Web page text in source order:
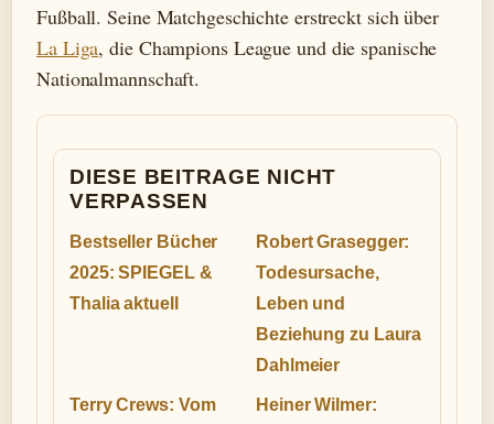
Fußball. Seine Matchgeschichte erstreckt sich über
La Liga, die Champions League und die spanische
Nationalmannschaft.
DIESE BEITRAGE NICHT
VERPASSEN
Bestseller Bücher
2025: SPIEGEL &
Thalia aktuell
Robert Grasegger:
Todesursache,
Leben und
Beziehung zu Laura
Dahlmeier
Terry Crews: Vom
Heiner Wilmer: